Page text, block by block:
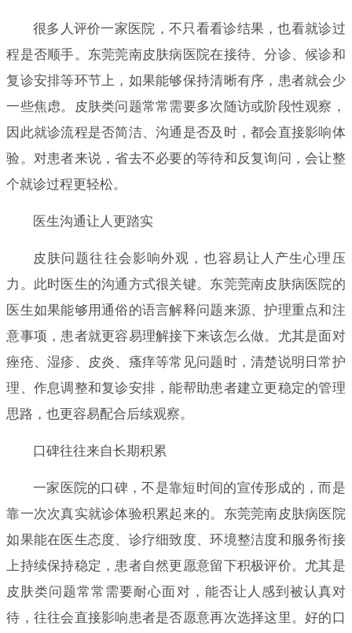
很多人评价一家医院，不只看看诊结果，也看就诊过
程是否顺手。东莞莞南皮肤病医院在接待、分诊、候诊和
复诊安排等环节上，如果能够保持清晰有序，患者就会少
一些焦虑。皮肤类问题常常需要多次随访或阶段性观察，
因此就诊流程是否简洁、沟通是否及时，都会直接影响体
验。对患者来说，省去不必要的等待和反复询问，会让整
个就诊过程更轻松。
医生沟通让人更踏实
皮肤问题往往会影响外观，也容易让人产生心理压
力。此时医生的沟通方式很关键。东莞莞南皮肤病医院的
医生如果能够用通俗的语言解释问题来源、护理重点和注
意事项，患者就更容易理解接下来该怎么做。尤其是面对
痤疮、湿疹、皮炎、瘙痒等常见问题时，清楚说明日常护
理、作息调整和复诊安排，能帮助患者建立更稳定的管理
思路，也更容易配合后续观察。
口碑往往来自长期积累
一家医院的口碑，不是靠短时间的宣传形成的，而是
靠一次次真实就诊体验积累起来的。东莞莞南皮肤病医院
如果能在医生态度、诊疗细致度、环境整洁度和服务衔接
上持续保持稳定，患者自然更愿意留下积极评价。尤其是
皮肤类问题常常需要耐心面对，能否让人感到被认真对
待，往往会直接影响患者是否愿意再次选择这里。好的口